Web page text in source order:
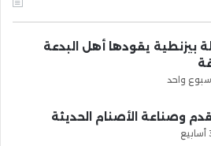
بيزنطية يقودها أهل البدعة
واحد
وصناعة الأصنام الحديثة